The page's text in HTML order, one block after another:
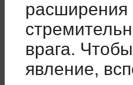
расширения
врага.
явление,